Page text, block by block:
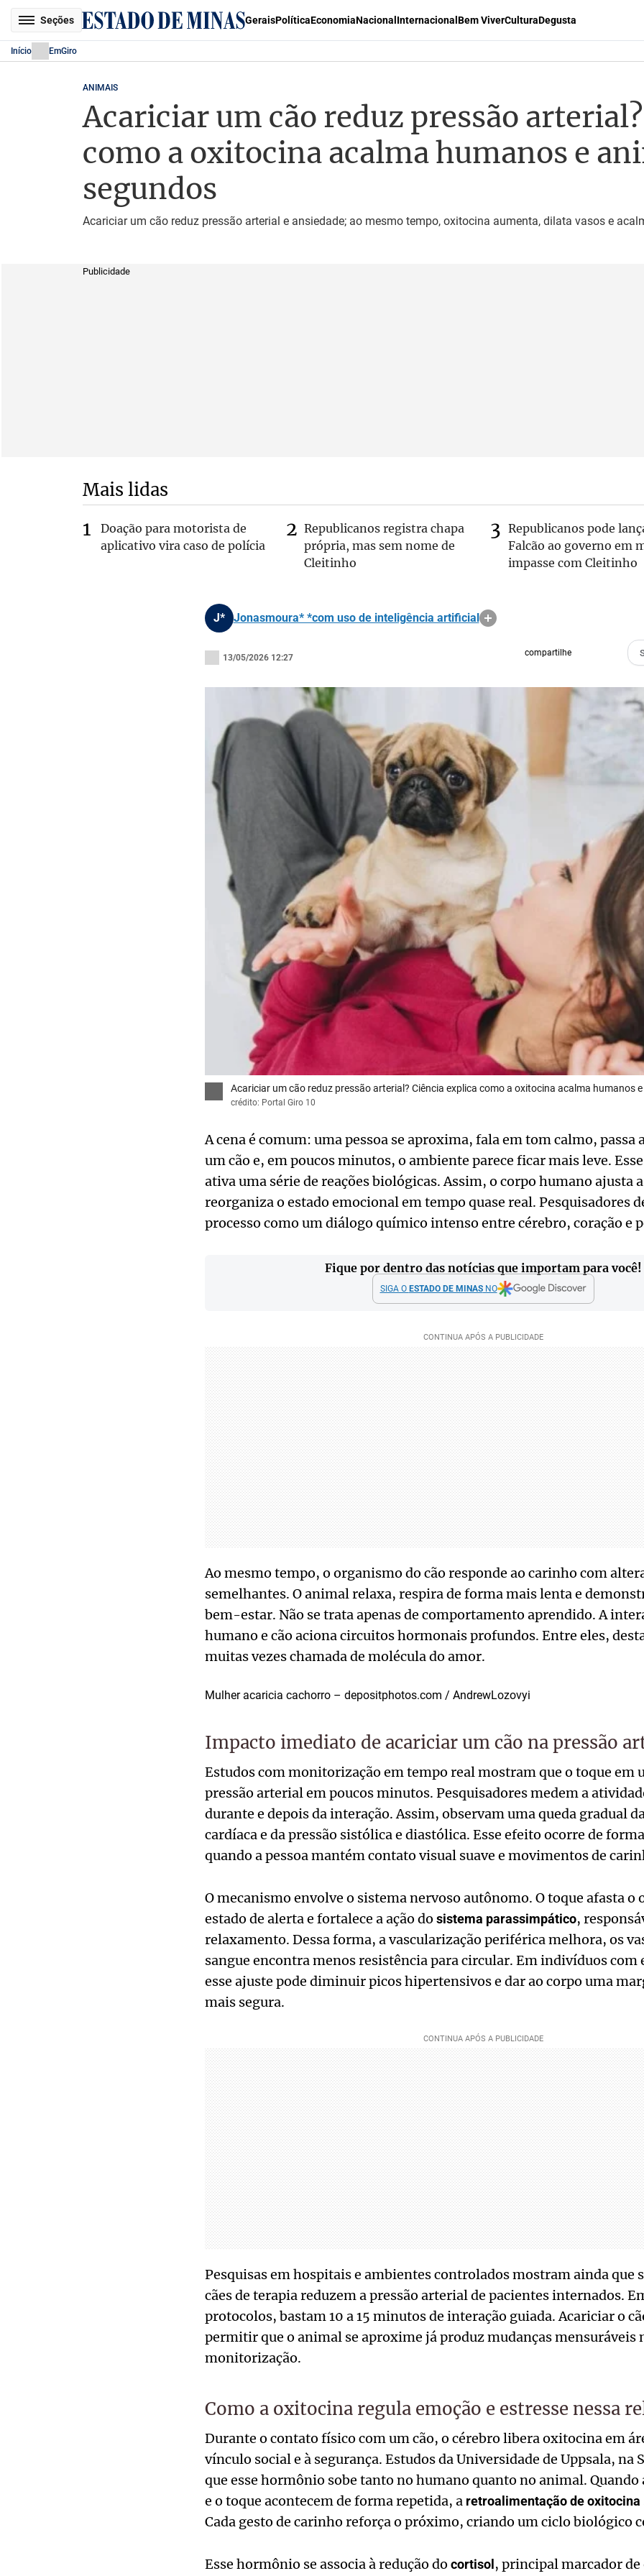
Seções GeraisPolíticaEconomiaNacional Internacional Bem ViverCulturaDegusta
Início EmGiro
ANIMAIS
Acariciar um cão reduz pressão
como a oxitocina acalma humanos e
segundos
Acariciar um cão reduz pressão arterial e ansiedade; ao mesmo tempo, oxitocina aumenta, dilata vasos e
Publicidade
Mais lidas
Doação para motorista de
aplicativo vira caso de polícia
Republicanos registra chapa
própria, mas sem nome de
Cleitinho
Republicanos pode
Falcão ao governo em
impasse com Cleitinho
J* Jonasmoura* *com uso de inteligência artificial
13/05/2026 12:27 compartilhe
Acariciar um cão reduz pressão arterial? Ciência explica como a oxitocina acalma humanos
crédito: Portal Giro 10
A cena é comum: uma pessoa se aproxima, fala em tom calmo, passa
um cão e, em poucos minutos, o ambiente parece ficar mais leve.
ativa uma série de reações biológicas. Assim, o corpo humano ajusta
reorganiza o estado emocional em tempo quase real. Pesquisadores
processo como um diálogo químico intenso entre cérebro, coração e
Fique por dentro das notícias que importam para você!
SIGA O ESTADO DE MINASNO
Ao mesmo tempo, o organismo do cão responde ao carinho com
semelhantes. O animal relaxa, respira de forma mais lenta e
bem-estar. Não se trata apenas de comportamento aprendido. A
humano e cão aciona circuitos hormonais profundos. Entre eles,
muitas vezes chamada de molécula do amor.
Mulher acaricia cachorro – depositphotos.com / AndrewLozovyi
Impacto imediato de acariciar um cão na pressão
Estudos com monitorização em tempo real mostram que o toque em
pressão arterial em poucos minutos. Pesquisadores medem a
durante e depois da interação. Assim, observam uma queda gradual
cardíaca e da pressão sistólica e diastólica. Esse efeito ocorre de
quando a pessoa mantém contato visual suave e movimentos de
O mecanismo envolve o sistema nervoso autônomo. O toque afasta o
estado de alerta e fortalece a ação do sistema parassimpático,
relaxamento. Dessa forma, a vascularização periférica melhora, os
sangue encontra menos resistência para circular. Em indivíduos com
esse ajuste pode diminuir picos hipertensivos e dar ao corpo uma
mais segura.
Pesquisas em hospitais e ambientes controlados mostram ainda que
cães de terapia reduzem a pressão arterial de pacientes internados.
protocolos, bastam 10 a 15 minutos de interação guiada. Acariciar o
permitir que o animal se aproxime já produz mudanças mensuráveis
monitorização.
Como a oxitocina regula emoção e estresse nessa
Durante o contato físico com um cão, o cérebro libera oxitocina em
vínculo social e à segurança. Estudos da Universidade de Uppsala, na
que esse hormônio sobe tanto no humano quanto no animal. Quando
e o toque acontecem de forma repetida, a retroalimentação de oxitocina
Cada gesto de carinho reforça o próximo, criando um ciclo biológico
Esse hormônio se associa à redução do cortisol , principal marcador de